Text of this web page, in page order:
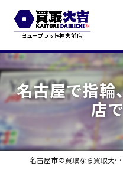
名古屋で指輪
店
名古屋市の買取なら買取大吉 ミュープラット神宮前